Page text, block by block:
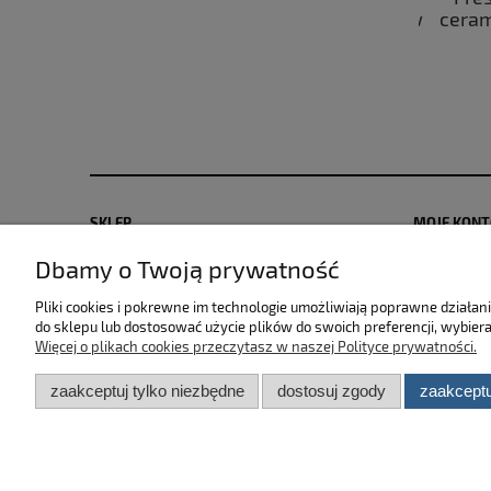
SKLEP
Zwroty i reklamacje
Regulamin sklepu
MOJE
Dbamy o Twoją prywatność
Pliki cookies i pokrewne im technologie umożliwiają poprawne
do sklepu lub dostosować użycie plików do swoich preferencji,
Więcej o plikach cookies przeczytasz w naszej Polityce prywatności.
zaakceptuj tylko niezbędne dostosuj zgody